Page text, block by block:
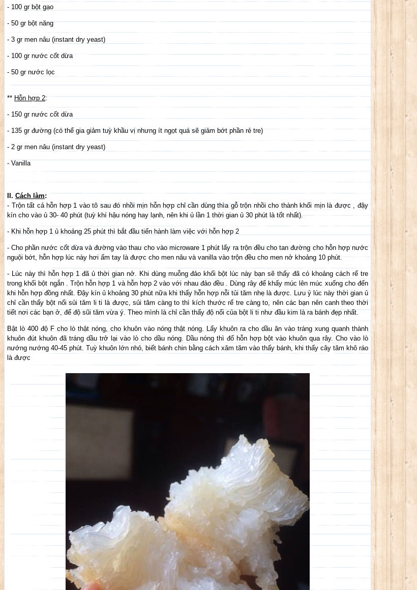
- 100 gr bột gạo
- 50 gr bột năng
- 3 gr men nâu (instant dry yeast)
- 100 gr nước cốt dừa
- 50 gr nước lọc
** Hỗn hợp 2:
- 150 gr nước cốt dừa
- 135 gr đường (có thể gia giảm tuỳ khầu vị nhưng ít ngọt quá sẽ giảm bớt phần rẻ tre)
- 2 gr men nâu (instant dry yeast)
- Vanilla
II. Cách làm:
- Trộn tất cả hỗn hợp 1 vào tô sau đó nhồi mịn hỗn hợp chỉ cần dùng thìa gỗ trộn nhồi cho thành khối mịn là được , đậy
kín cho vào ủ 30- 40 phút (tuỳ khí hậu nóng hay lạnh, nên khi ủ lần 1 thời gian ủ 30 phút là tốt nhất).
- Khi hỗn hợp 1 ủ khoảng 25 phút thì bắt đầu tiến hành làm việc với hỗn hợp 2
- Cho phần nước cốt dừa và đường vào thau cho vào microware 1 phút lấy ra trộn đều cho tan đường cho hỗn hợp nước
nguội bớt, hỗn hợp lúc này hơi ấm tay là được cho men nâu và vanilla vào trộn đều cho men nở khoảng 10 phút.
- Lúc này thì hỗn hợp 1 đã ủ thời gian nở. Khi dùng muỗng đảo khối bột lúc này bạn sẽ thấy đã có khoảng cách rể tre
trong khối bột ngắn . Trộn hỗn hợp 1 và hỗn hợp 2 vào với nhau đảo đều . Dùng rây để khấy múc lên múc xuống cho đến
khi hỗn hợp đồng nhất. Đậy kín ủ khoảng 30 phút nữa khi thấy hỗn hợp nỗi tủi tăm nhẹ là được. Lưu ý lúc này thời gian ủ
chỉ cần thấy bột nổi sủi tăm li ti là được, sủi tăm càng to thì kích thước rể tre càng to, nên các bạn nên canh theo thời
tiết nơi các bạn ở, để độ sũi tăm vừa ý. Theo mình là chỉ cần thấy độ nổi của bột li ti như đầu kim là ra bánh đẹp nhất.
Bật lò 400 độ F cho lò thật nóng, cho khuôn vào nóng thật nóng. Lấy khuôn ra cho dầu ăn vào tráng xung quanh thành
khuôn đút khuôn đã tráng dầu trở lại vào lò cho dầu nóng. Dầu nóng thì đổ hỗn hợp bột vào khuôn qua rây. Cho vào lò
nướng nướng 40-45 phút. Tuỳ khuôn lớn nhỏ, biết bánh chin bằng cách xăm tăm vào thấy bánh, khi thấy cây tăm khô ráo
là được